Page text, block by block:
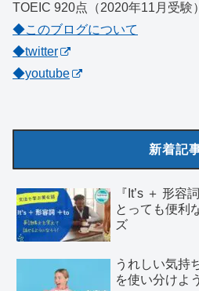
TOEIC 920点（2020年11月受験）
◆このブログについて
◆twitter
◆youtube
新着記
『It’s ＋ 形容
とっても便利
ズ
うれしい気持
を使い分けよう